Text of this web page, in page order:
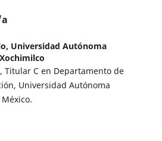
Universidad Autónoma
Titular C en Departamento de
Universidad Autónoma